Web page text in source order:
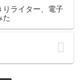
りライター、電子
た